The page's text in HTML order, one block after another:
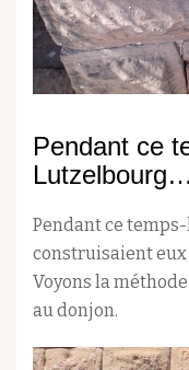
Pendant ce
Lutzelbourg…
Pendant ce
construisaient
Voyons la
au donjon.